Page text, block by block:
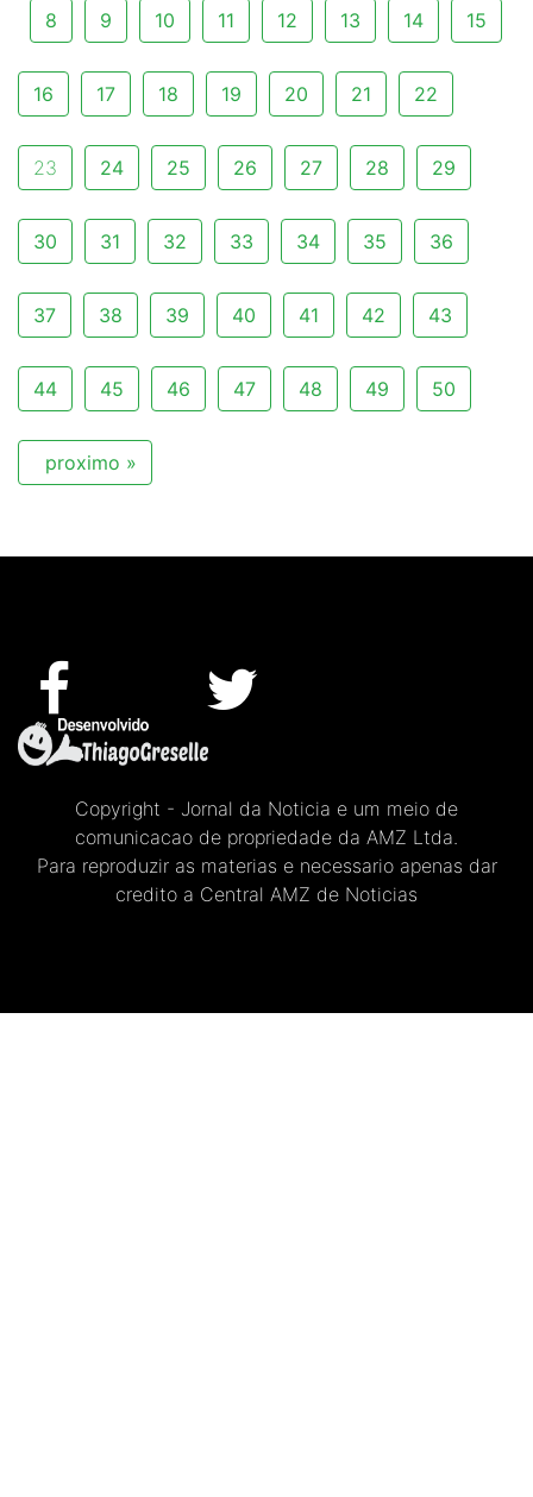
8 9 10 11 12 13 14 15
16 17 18 19 20 21 22
23 24 25 26 27 28 29
30 31 32 33 34 35 36
37 38 39 40 41 42 43
44 45 46 47 48 49 50
proximo »
Copyright - Jornal da Noticia e um meio de
comunicacao de propriedade da AMZ Ltda.
Para reproduzir as materias e necessario apenas dar
credito a Central AMZ de Noticias